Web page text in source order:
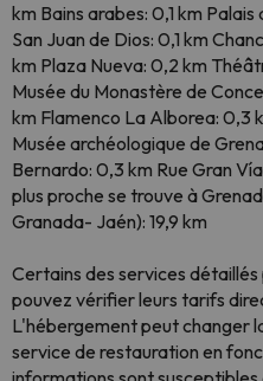
km Bains arabes: 0,1 km
San Juan de Dios: 0,1 km
km Plaza Nueva: 0,2 km
Musée du Monastère de
km Flamenco La Alborea: 0,3
Musée archéologique de
Bernardo: 0,3 km Rue Gran
plus proche se trouve à
Granada- Jaén): 19,9 km
Certains des services
pouvez vérifier leurs tarifs
L'hébergement peut changer
service de restauration en